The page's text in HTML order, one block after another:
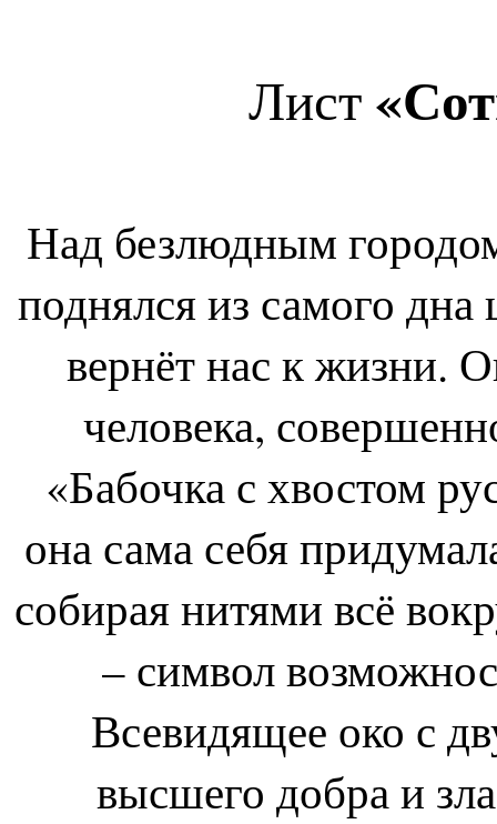
Лист
Над безлюдным
поднялся из самого
вернёт нас к жизни.
человека,
«Бабочка с хвостом
она сама себя
собирая нитями всё
– символ
Всевидящее око с
высшего добра и